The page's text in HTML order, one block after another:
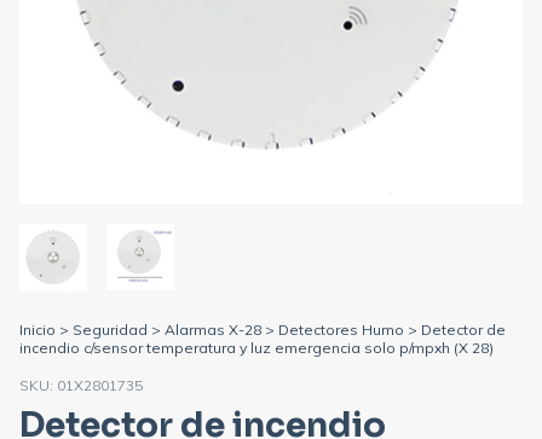
Inicio > Seguridad > Alarmas X-28 > Detectores Humo > Detector de
incendio c/sensor temperatura y luz emergencia solo p/mpxh (X 28)
SKU: 01X2801735
Detector de incendio